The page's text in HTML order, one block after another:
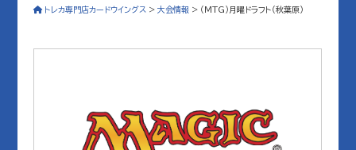
トレカ専門店カードウイングス >大会情報 > （MTG）月曜ドラフト（秋葉原）